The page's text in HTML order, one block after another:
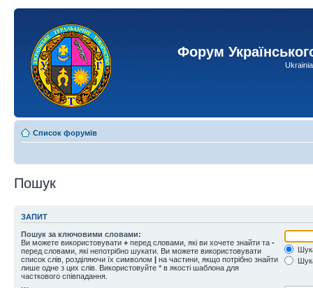
Форум
Список форумів
Пошук
ЗАПИТ
Пошук за ключовими словами:
Ви можете використовувати + перед словами, які ви хочете знайти та -
перед словами, які непотрібно шукати. Ви можете використовувати
список слів, розділяючи їх символом | на частини, якщо потрібно знайти
лише одне з цих слів. Використовуйте * в якості шаблона для
часткового співпадання.